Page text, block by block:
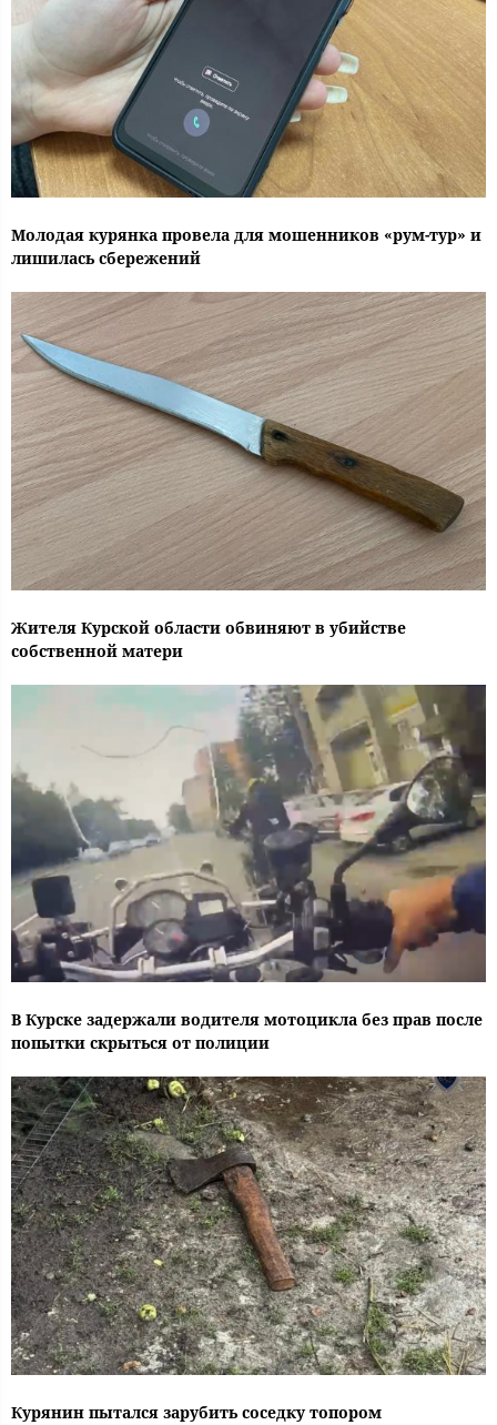
Молодая курянка провела для мошенников «рум-тур» и
лишилась сбережений
Жителя Курской области обвиняют в убийстве
собственной матери
В Курске задержали водителя мотоцикла без прав после
попытки скрыться от полиции
Курянин пытался зарубить соседку топором